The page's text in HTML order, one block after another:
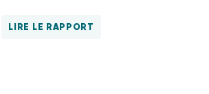
LIRE LE RAPPORT